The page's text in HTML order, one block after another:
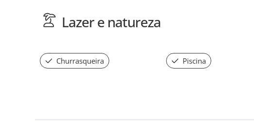
Lazer e natureza
Churrasqueira Piscina